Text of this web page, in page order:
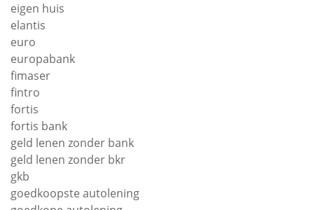
eigen huis
elantis
euro
europabank
fimaser
fintro
fortis
fortis bank
geld lenen zonder bank
geld lenen zonder bkr
gkb
goedkoopste autolening